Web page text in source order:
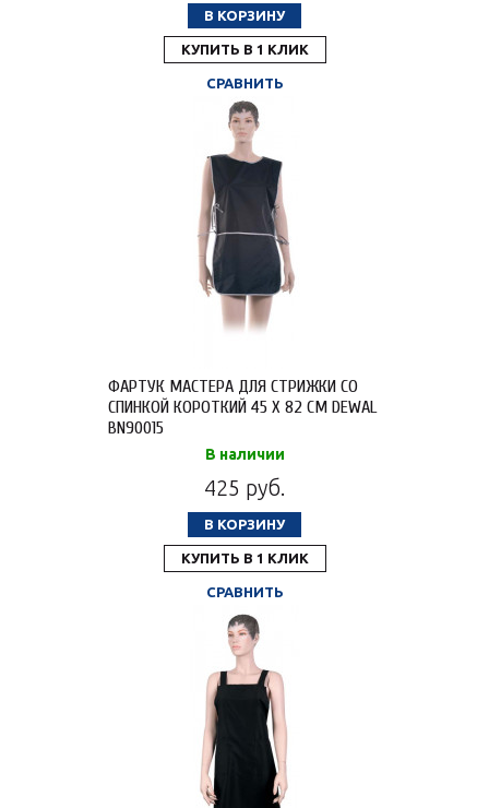
В КОРЗИНУ
КУПИТЬ В 1 КЛИК
СРАВНИТЬ
ФАРТУК МАСТЕРА ДЛЯ СТРИЖКИ СО
СПИНКОЙ КОРОТКИЙ 45 Х 82 СМ DEWAL
BN90015
В наличии
425 руб.
В КОРЗИНУ
КУПИТЬ В 1 КЛИК
СРАВНИТЬ